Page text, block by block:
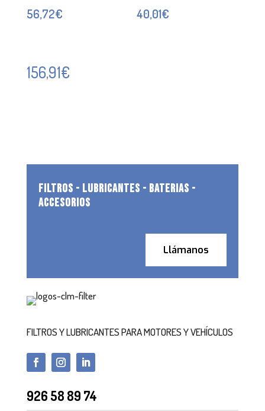
56,72€ 40,01€
156,91€
FILTROS - LUBRICANTES - BATERIAS -
ACCESORIOS
Llámanos
FILTROS Y LUBRICANTES PARA MOTORES Y VEHÍCULOS
926 58 89 74